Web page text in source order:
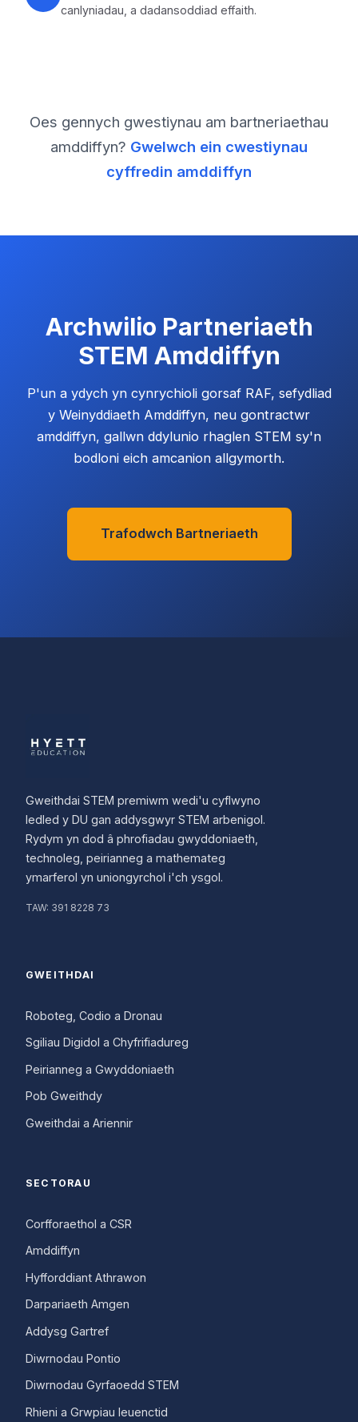
canlyniadau, a dadansoddiad effaith.
Oes gennych gwestiynau am bartneriaethau
amddiffyn? Gwelwch ein cwestiynau
cyffredin amddiffyn
Archwilio Partneriaeth
STEM Amddiffyn
P'un a ydych yn cynrychioli gorsaf RAF, sefydliad
y Weinyddiaeth Amddiffyn, neu gontractwr
amddiffyn, gallwn ddylunio rhaglen STEM sy'n
bodloni eich amcanion allgymorth.
Trafodwch Bartneriaeth
Gweithdai STEM premiwm wedi'u cyflwyno
ledled y DU gan addysgwyr STEM arbenigol.
Rydym yn dod â phrofiadau gwyddoniaeth,
technoleg, peirianneg a mathemateg
ymarferol yn uniongyrchol i'ch ysgol.
TAW: 391 8228 73
GWEITHDAI
Roboteg, Codio a Dronau
Sgiliau Digidol a Chyfrifiadureg
Peirianneg a Gwyddoniaeth
Pob Gweithdy
Gweithdai a Ariennir
SECTORAU
Corfforaethol a CSR
Amddiffyn
Hyfforddiant Athrawon
Darpariaeth Amgen
Addysg Gartref
Diwrnodau Pontio
Diwrnodau Gyrfaoedd STEM
Rhieni a Grwpiau Ieuenctid